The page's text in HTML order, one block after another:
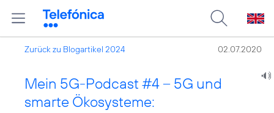
Zurück zu Blogartikel 2024 02.07.2020
Mein 5G-Podcast #4 – 5G und
smarte Ökosysteme: